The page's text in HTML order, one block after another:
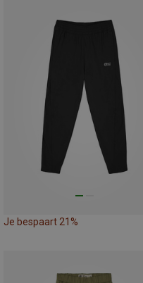
Je bespaart 21%